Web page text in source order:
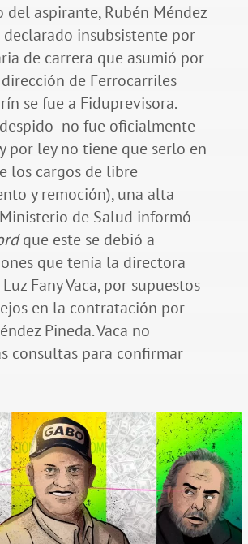
del aspirante, Rubén Méndez
declarado insubsistente por
de carrera que asumió por
de Ferrocarriles
se fue a Fiduprevisora.
no fue oficialmente
por ley no tiene que serlo en
los cargos de libre
y remoción), una alta
de Salud informó
que este se debió a
que tenía la directora
Fany Vaca, por supuestos
en la contratación por
Pineda. Vaca no
consultas para confirmar